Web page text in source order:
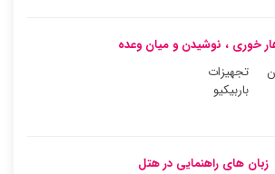
خوری ، نوشیدن و میان وعده
تجهیزات
باربیکیو
زبان های راهنمایی در هتل